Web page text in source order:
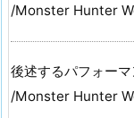
/Monster Hunter
後述するパフォー
/Monster Hunter